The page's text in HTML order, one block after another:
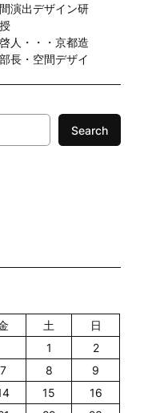
演出デザイン研
人・・・京都造
長・空間デザイ
Search
土
日
1
2
7 8
9
15
16